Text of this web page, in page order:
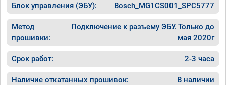
Блок управления (ЭБУ): Bosch_MG1CS001_SPC5777
Метод
прошивки:
Подключение к разъему ЭБУ. Только до
мая 2020г
Срок работ: 2-3 часа
Наличие откатанных прошивок: В наличии